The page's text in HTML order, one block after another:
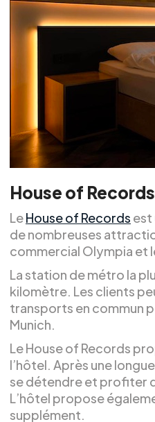
House of Records
LeHouse of Records est
de nombreuses
commercial Olympia et
La station de métro la
kilomètre. Les clients
transports en commun
Munich.
Le House of Records
l’hôtel. Après une
se détendre et profiter
L’hôtel propose
supplément.